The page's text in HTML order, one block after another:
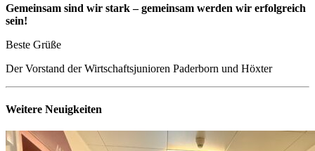
Gemeinsam sind wir stark – gemeinsam werden wir erfolgreich
sein!
Beste Grüße
Der Vorstand der Wirtschaftsjunioren Paderborn und Höxter
Weitere Neuigkeiten